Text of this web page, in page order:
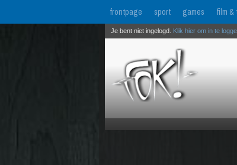
frontpage sport games film &
Je bent niet ingelogd. Klik hier om in te